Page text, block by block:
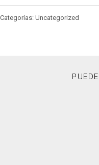
Categorías: Uncategorized